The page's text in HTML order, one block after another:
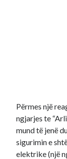
Përmes një
ngjarjes te
mund të jenë
sigurimin e
elektrike (një